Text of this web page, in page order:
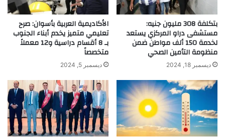
بتكلفة 308 مليون جنيه:
مستشفى دراو المركزي يستعد
لخدمة 150 ألف مواطن ضمن
منظومة التأمين الصحي
ديسمبر 18, 2024
الأكاديمية العربية بأسوان: صرح
تعليمي متميز يخدم أبناء الجنوب
بـ 8 أقسام دراسية و12 معملاً
متخصصاً
ديسمبر 5, 2024